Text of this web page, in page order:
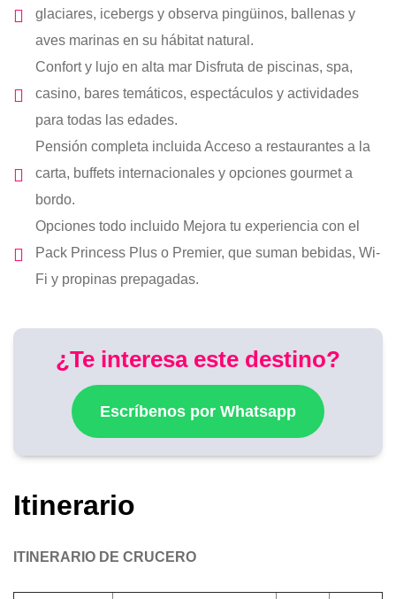
glaciares, icebergs y observa pingüinos, ballenas y
aves marinas en su hábitat natural.
Confort y lujo en alta mar Disfruta de piscinas, spa,
casino, bares temáticos, espectáculos y actividades
para todas las edades.
Pensión completa incluida Acceso a restaurantes a la
carta, buffets internacionales y opciones gourmet a
bordo.
Opciones todo incluido Mejora tu experiencia con el
Pack Princess Plus o Premier, que suman bebidas, Wi-
Fi y propinas prepagadas.
¿Te interesa este destino?
Escríbenos por Whatsapp
Itinerario
ITINERARIO DE CRUCERO